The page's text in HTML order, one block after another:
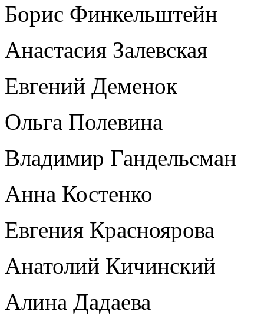
Борис Финкельштейн
Анастасия Залевская
Евгений Деменок
Ольга Полевина
Владимир Гандельсман
Анна Костенко
Евгения Красноярова
Анатолий Кичинский
Алина Дадаева